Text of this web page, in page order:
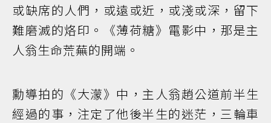
或缺席的人們，或遠或近，或淺或深，留下
難磨滅的烙印。《薄荷糖》電影中，那是主
人翁生命荒蕪的開端。
勳導拍的《大濛》中，主人翁趙公道前半生
經過的事，注定了他後半生的迷茫，三輪車